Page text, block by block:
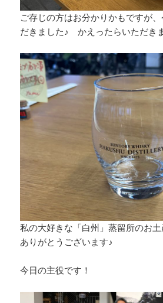
ご存じの方はお分かりかもですが
だきました♪ かえったらいただき
私の大好きな「白州」蒸留所のお
ありがとうございます♪
今日の主役です！